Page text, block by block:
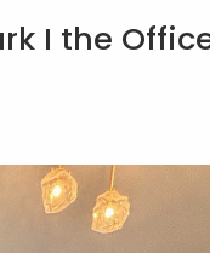
I the